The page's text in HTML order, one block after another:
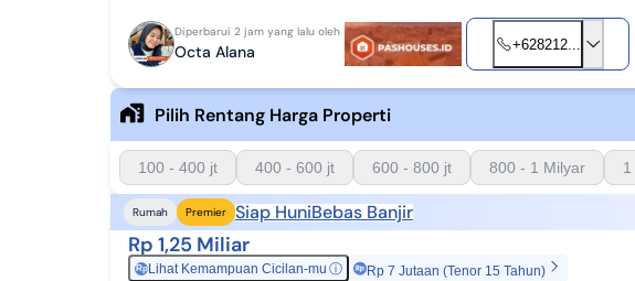
Diperbarui 2 jam yang lalu oleh
Octa Alana +628212...
Pilih Rentang Harga Properti
100 - 400 jt 400 - 600 jt 600 - 800 jt 800 - 1 Milyar
Rumah Premier Siap HuniBebas Banjir
Rp 1,25 Miliar
RpLihat Kemampuan Cicilan-mu ⓘ Rp 7 Jutaan (Tenor 15 Tahun)